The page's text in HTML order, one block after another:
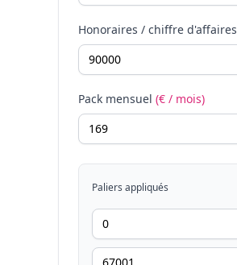
Honoraires / chiffre d'affaires
Pack mensuel (€ / mois)
Paliers appliqués